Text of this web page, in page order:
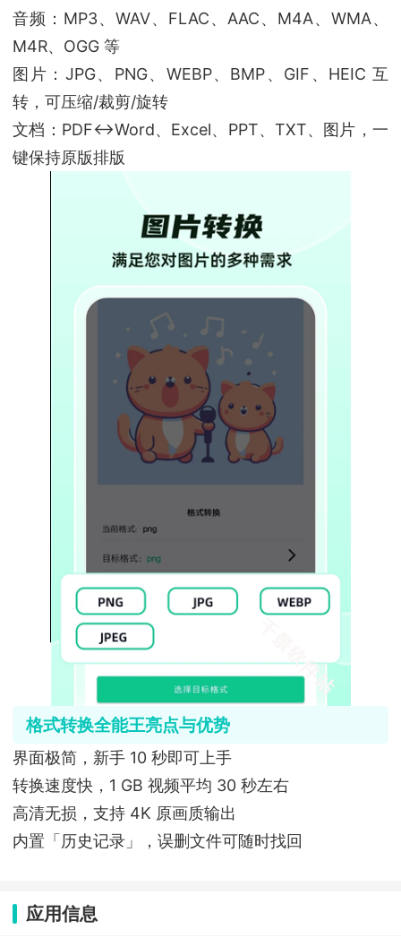
音频：MP3、WAV、FLAC、AAC、M4A、WMA、
M4R、OGG 等
图片：JPG、PNG、WEBP、BMP、GIF、HEIC 互
转，可压缩/裁剪/旋转
文档：PDF↔Word、Excel、PPT、TXT、图片，一
键保持原版排版
格式转换全能王亮点与优势
界面极简，新手 10 秒即可上手
转换速度快，1 GB 视频平均 30 秒左右
高清无损，支持 4K 原画质输出
内置「历史记录」，误删文件可随时找回
应用信息